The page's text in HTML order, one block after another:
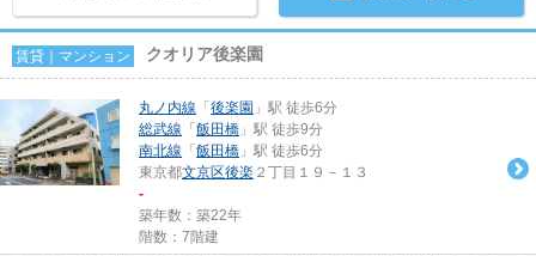
賃貸｜マンション クオリア後楽園
丸ノ内線 「 後楽園 」駅 徒歩6分
総武線 「 飯田橋 」駅 徒歩9分
南北線 「 飯田橋 」駅 徒歩6分
東京都文京区後楽 ２丁目１９－１３
-
築年数：築22年
階数：7階建